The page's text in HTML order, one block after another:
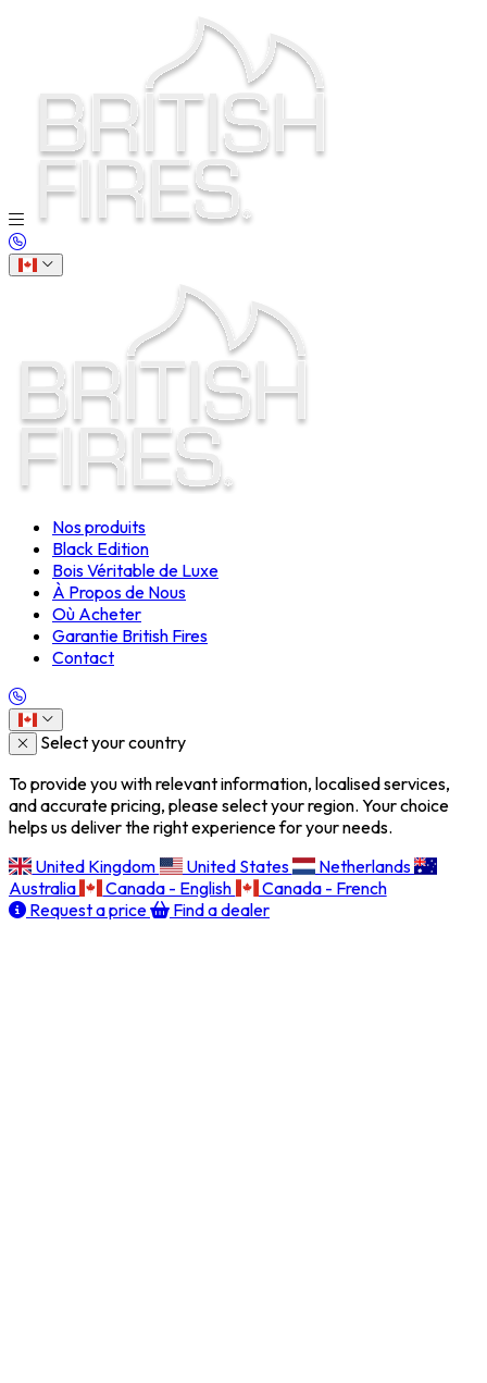
Nos produits
Black Edition
Bois Véritable de Luxe
À Propos de Nous
Où Acheter
Garantie British Fires
Contact
Select your country
To provide you with relevant information, localised services,
and accurate pricing, please select your region. Your choice
helps us deliver the right experience for your needs.
United Kingdom
United States
Netherlands
Australia
Canada - English
Canada - French
Request a price
Find a dealer